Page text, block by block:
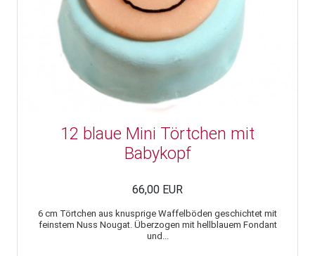
12 blaue Mini Törtchen mit
Babykopf
66,00 EUR
6 cm Törtchen aus knusprige Waffelböden geschichtet mit
feinstem Nuss Nougat. Überzogen mit hellblauem Fondant
und...